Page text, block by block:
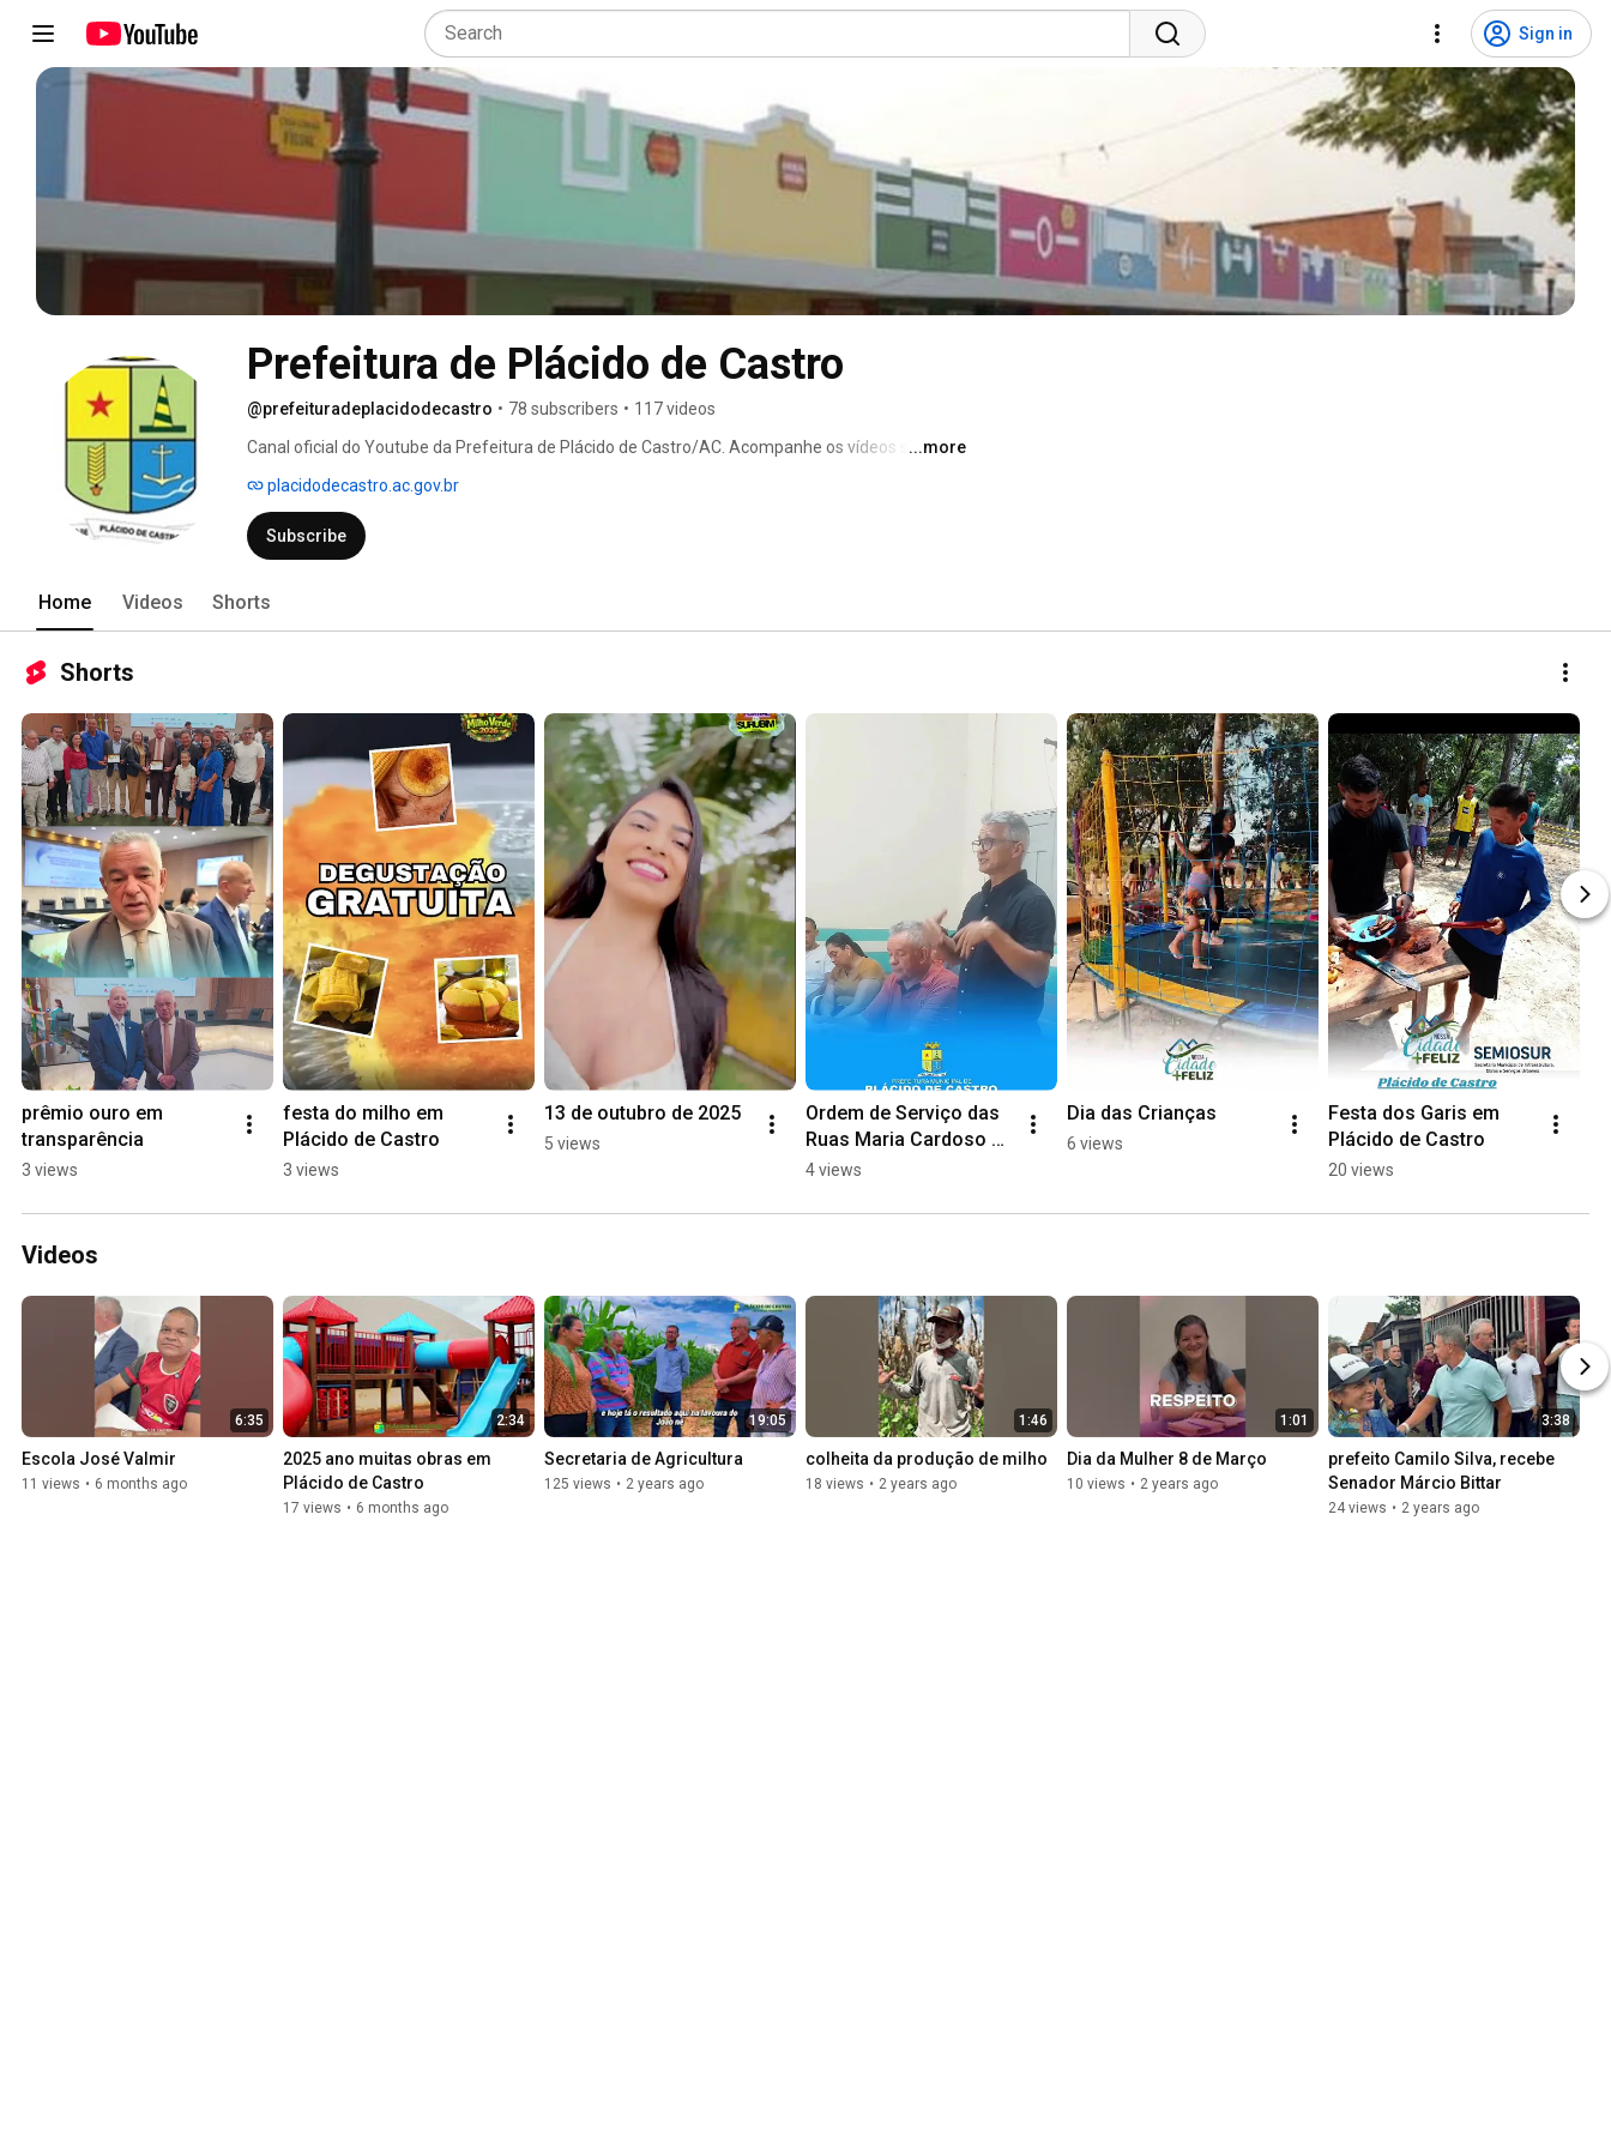
Sign in
Prefeitura de Plácido de Castro
@prefeituradeplacidodecastro • 78 subscribers • 117 videos
Canal oficial do Youtube da Prefeitura de Plácido de Castro/AC. Acompanhe os vídeos sobre a
...more
placidodecastro.ac.gov.br
Subscribe
Home Videos Shorts
Shorts
prêmio ouro em
transparência
3 views
festa do milho em
Plácido de Castro
3 views
13 de outubro de 2025
5 views
Ordem de Serviço das
Ruas Maria Cardoso e
Epaminondas Jácome
4 views
Dia das Crianças
6 views
Festa dos Garis em
Plácido de Castro
20 views
Videos
6:35
11 views • 6 months ago
2:34
2025 ano muitas obras em
17 views • 6 months ago
19:05
Secretaria de Agricultura
125 views • 2 years ago
1:46
colheita da produção de milho
18 views • 2 years ago
1:01
Dia da Mulher 8 de Março
10 views • 2 years ago
3:38
prefeito Camilo Silva, recebe
Senador Márcio Bittar
24 views • 2 years ago